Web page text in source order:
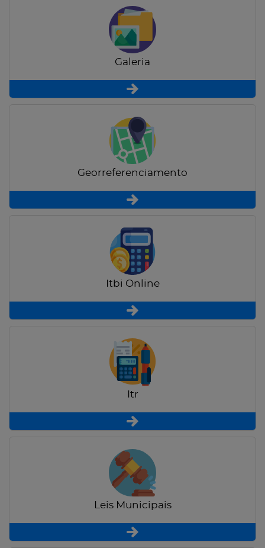
Galeria
Georreferenciamento
Itbi Online
Itr
Leis Municipais